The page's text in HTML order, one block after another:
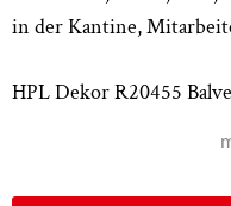
in der Kantine,
HPL Dekor R20455
Bitte beachten Sie, dass